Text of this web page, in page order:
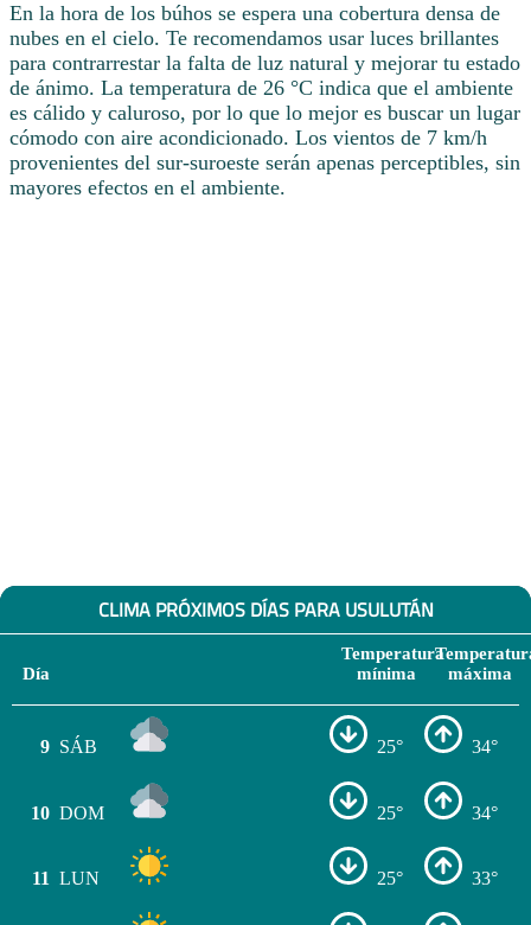
En la hora de los búhos se espera una cobertura densa de
nubes en el cielo. Te recomendamos usar luces brillantes
para contrarrestar la falta de luz natural y mejorar tu estado
de ánimo. La temperatura de 26 °C indica que el ambiente
es cálido y caluroso, por lo que lo mejor es buscar un lugar
cómodo con aire acondicionado. Los vientos de 7 km/h
provenientes del sur-suroeste serán apenas perceptibles, sin
mayores efectos en el ambiente.
CLIMA PRÓXIMOS DÍAS PARA USULUTÁN
Día
Temperatura
mínima
máxima
9 SÁB 25° 34°
10 DOM 25° 34°
11 LUN 25° 33°